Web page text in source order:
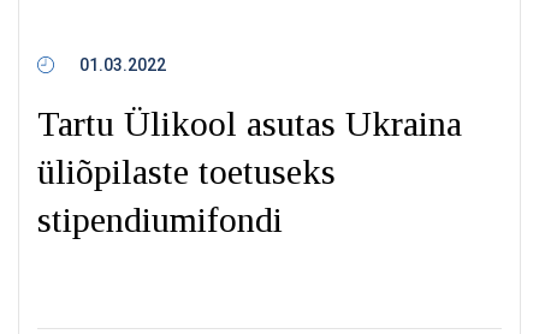
01.03.2022
Tartu Ülikool asutas Ukraina
üliõpilaste toetuseks
stipendiumifondi